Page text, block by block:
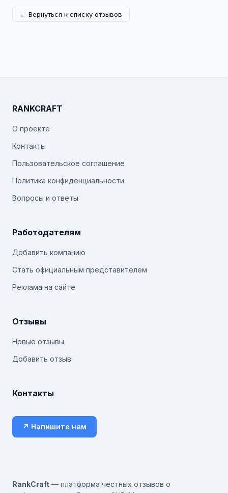
← Вернуться к списку отзывов
RANKCRAFT
О проекте
Контакты
Пользовательское соглашение
Политика конфиденциальности
Вопросы и ответы
Работодателям
Добавить компанию
Стать официальным представителем
Реклама на сайте
Отзывы
Новые отзывы
Добавить отзыв
Контакты
↗ Напишите нам
RankCraft — платформа честных отзывов о